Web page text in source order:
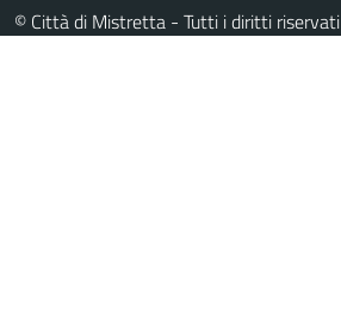
© Città di Mistretta - Tutti i diritti riservati